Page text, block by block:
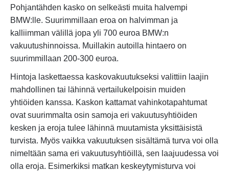
Pohjantähden kasko on selkeästi muita halvempi
BMW:lle. Suurimmillaan eroa on halvimman ja
kalliimman välillä jopa yli 700 euroa BMW:n
vakuutushinnoissa. Muillakin autoilla hintaero on
suurimmillaan 200-300 euroa.
Hintoja laskettaessa kaskovakuutukseksi valittiin laajin
mahdollinen tai lähinnä vertailukelpoisin muiden
yhtiöiden kanssa. Kaskon kattamat vahinkotapahtumat
ovat suurimmalta osin samoja eri vakuutusyhtiöiden
kesken ja eroja tulee lähinnä muutamista yksittäisistä
turvista. Myös vaikka vakuutuksen sisältämä turva voi olla
nimeltään sama eri vakuutusyhtiöillä, sen laajuudessa voi
olla eroja. Esimerkiksi matkan keskeytymisturva voi